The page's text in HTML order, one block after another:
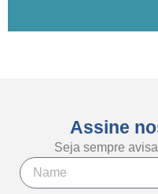
Assine
Seja sempre